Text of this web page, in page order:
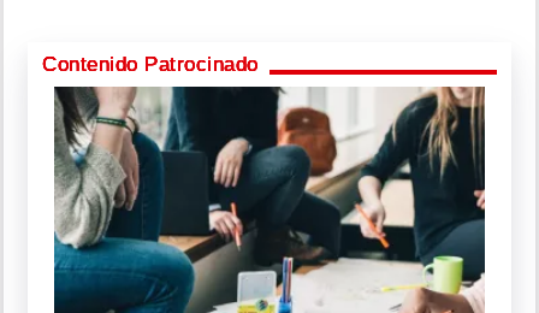
Contenido Patrocinado